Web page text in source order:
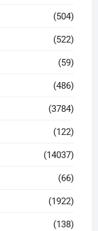
(504)
(522)
(59)
(486)
(3784)
(122)
(14037)
(66)
(1922)
(138)